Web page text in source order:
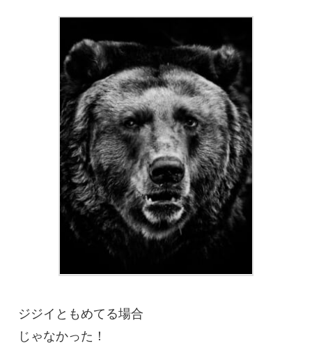
ジジイともめてる場合
じゃなかった！